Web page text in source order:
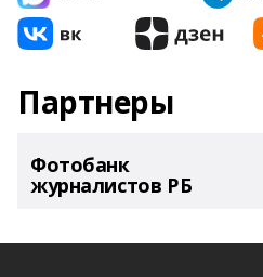
Партнеры
Фотобанк
журналистов РБ